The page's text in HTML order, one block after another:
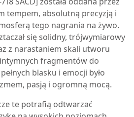
tempem, absolutną precyzją i
tego nagrania na żywo.
się solidny, trójwymiarowy
z narastaniem skali utworu
fragmentów do
blasku i emocji było
pasją i ogromną mocą.
te potrafią odtwarzać